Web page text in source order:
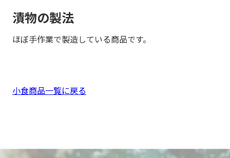
漬物の製法
ほぼ手作業で製造している商品です。
小食商品一覧に戻る